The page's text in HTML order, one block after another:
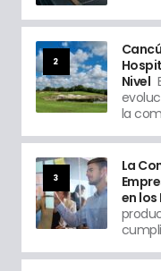
2
Nivel
la
3
La
en